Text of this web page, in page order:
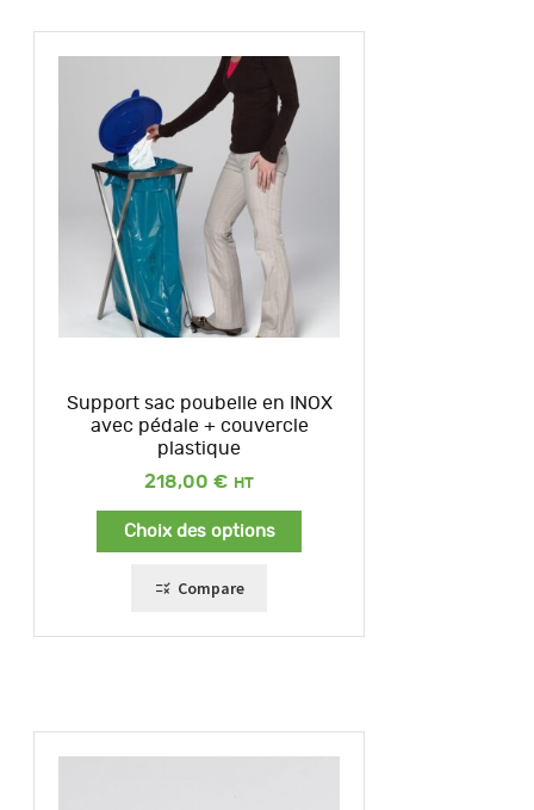
Support sac poubelle en INOX
avec pédale + couvercle
plastique
218,00 €
Choix des options
Compare